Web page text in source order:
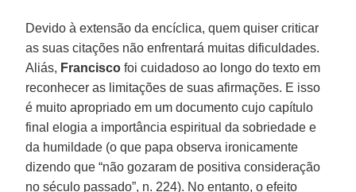
Devido à extensão da encíclica, quem quiser criticar
as suas citações não enfrentará muitas dificuldades.
Aliás, Francisco foi cuidadoso ao longo do texto em
reconhecer as limitações de suas afirmações. E isso
é muito apropriado em um documento cujo capítulo
final elogia a importância espiritual da sobriedade e
da humildade (o que papa observa ironicamente
dizendo que “não gozaram de positiva consideração
no século passado”, n. 224). No entanto, o efeito